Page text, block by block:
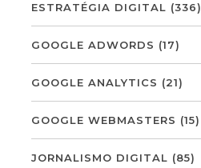
ESTRATÉGIA DIGITAL (336)
GOOGLE ADWORDS (17)
GOOGLE ANALYTICS (21)
GOOGLE WEBMASTERS (15)
JORNALISMO DIGITAL (85)